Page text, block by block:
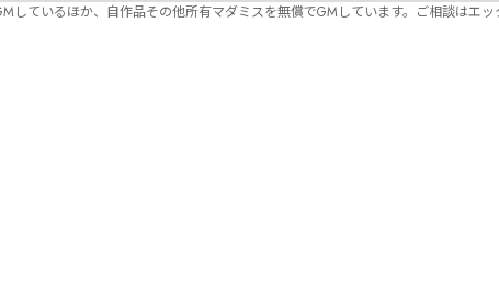
ているほか、自作品その他所有マダミスを無償でGMしています。ご相談はエッ